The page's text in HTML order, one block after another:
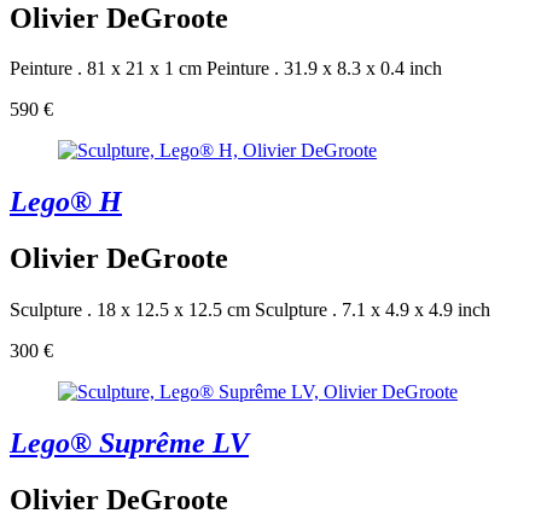
Olivier DeGroote
Peinture . 81 x 21 x 1 cm Peinture . 31.9 x 8.3 x 0.4 inch
590 €
Lego® H
Olivier DeGroote
Sculpture . 18 x 12.5 x 12.5 cm Sculpture . 7.1 x 4.9 x 4.9 inch
300 €
Lego® Suprême LV
Olivier DeGroote